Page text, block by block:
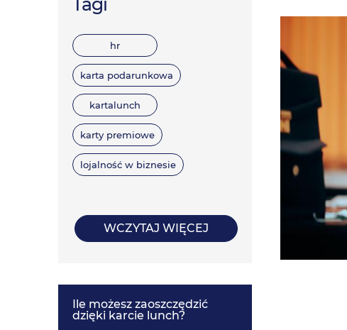
Tagi
hr
karta podarunkowa
kartalunch
karty premiowe
lojalność w biznesie
WCZYTAJ WIĘCEJ
Ile możesz zaoszczędzić
dzięki karcie lunch?